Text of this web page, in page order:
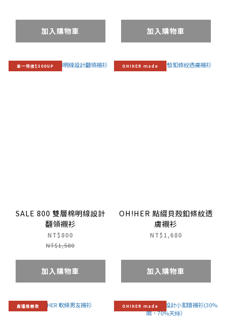
加入購物車 加入購物車
單一特價$300UP
SALE 800 雙層棉明線設計
翻領襯衫
NT$800
NT$1,580
加入購物車
OH!HER made
OH!HER 點綴貝殼釦條紋透
膚襯衫
NT$1,680
加入購物車
直播推薦款 OH!HER made